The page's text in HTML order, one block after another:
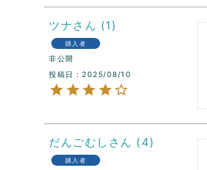
ツナ 1
購入者
非公開
投稿日
2025/08/10
だんごむし 4
購入者